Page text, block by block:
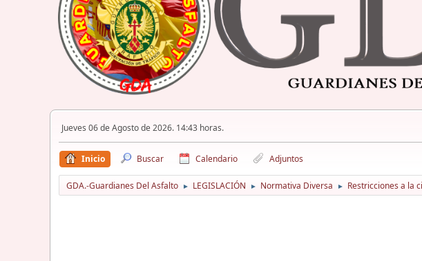
Jueves 06 de Agosto de 2026. 14:43 horas.
Inicio Buscar Calendario Adjuntos
GDA.-Guardianes Del Asfalto ► LEGISLACIÓN ► Normativa Diversa ► Restricciones a la